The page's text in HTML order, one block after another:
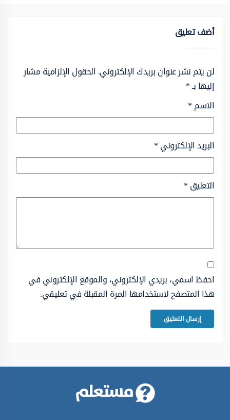
أضف تعليق
لن يتم نشر عنوان بريدك الإلكتروني. الحقول الإلزامية مشار
إليها بـ*
الاسم*
البريد الإلكتروني*
التعليق*
احفظ اسمي، بريدي الإلكتروني، والموقع الإلكتروني في
هذا المتصفح لاستخدامها المرة المقبلة في تعليقي.